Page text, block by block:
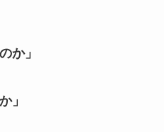
か」
」